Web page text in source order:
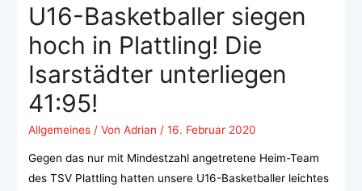
U16-Basketballer siegen
hoch in Plattling! Die
Isarstädter unterliegen
41:95!
Allgemeines/ Von Adrian / 16. Februar 2020
Gegen das nur mit Mindestzahl angetretene Heim-Team
des TSV Plattling hatten unsere U16-Basketballer leichtes